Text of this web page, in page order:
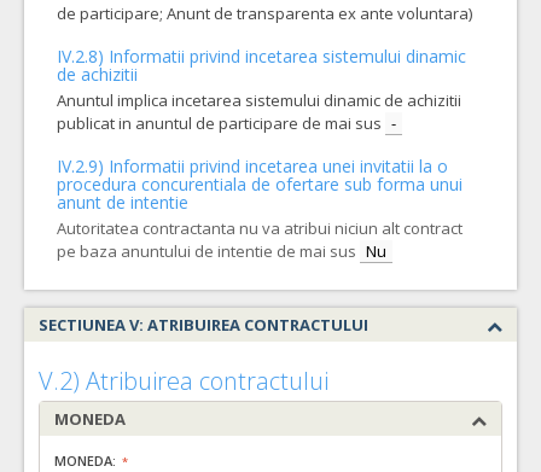
de participare; Anunt de transparenta ex ante voluntara)
IV.2.8) Informatii privind incetarea sistemului dinamic
de achizitii
Anuntul implica incetarea sistemului dinamic de achizitii
publicat in anuntul de participare de mai sus -
IV.2.9) Informatii privind incetarea unei invitatii la o
procedura concurentiala de ofertare sub forma unui
anunt de intentie
Autoritatea contractanta nu va atribui niciun alt contract
pe baza anuntului de intentie de mai sus Nu
SECTIUNEA V: ATRIBUIREA CONTRACTULUI
V.2) Atribuirea contractului
MONEDA
MONEDA: